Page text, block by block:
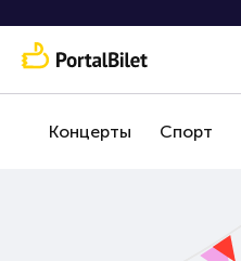
Концерты Спорт